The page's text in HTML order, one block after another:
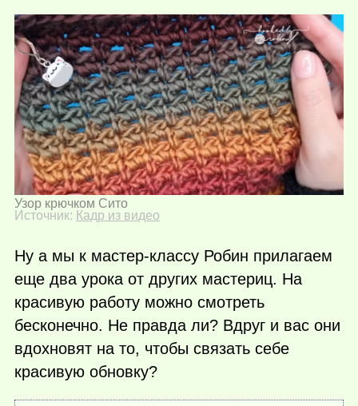
Узор крючком Сито
Источник: Кадр из видео
Ну а мы к мастер-классу Робин прилагаем
еще два урока от других мастериц. На
красивую работу можно смотреть
бесконечно. Не правда ли? Вдруг и вас они
вдохновят на то, чтобы связать себе
красивую обновку?